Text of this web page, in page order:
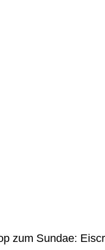
zum Sundae: